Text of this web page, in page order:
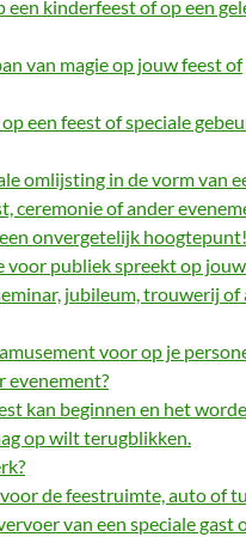
een kinderfeest of op een
van magie op jouw feest of
een feest of speciale
omlijsting in de vorm van
ceremonie of ander
onvergetelijk hoogtepunt!
voor publiek spreekt op jouw
jubileum, trouwerij of
voor op je
evenement?
kan beginnen en het
op wilt terugblikken.
de feestruimte, auto of
van een speciale gast